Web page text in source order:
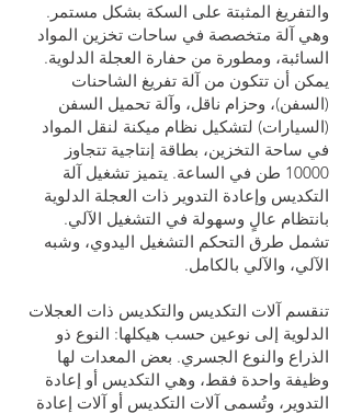
والتفريغ المثبتة على السكة بشكل مستمر.
وهي آلة متخصصة في ساحات تخزين المواد
السائبة، ومطورة من حفارة العجلة الدلوية.
يمكن أن تتكون من آلة تفريغ الشاحنات
(السفن)، وحزام ناقل، وآلة تحميل السفن
(السيارات) لتشكيل نظام ميكنة لنقل المواد
في ساحة التخزين، بطاقة إنتاجية تتجاوز
10000 طن في الساعة. يتميز تشغيل آلة
التكديس وإعادة التدوير ذات العجلة الدلوية
بانتظام عالٍ وسهولة في التشغيل الآلي.
تشمل طرق التحكم التشغيل اليدوي، وشبه
الآلي، والآلي بالكامل.
تنقسم آلات التكديس والتكديس ذات العجلات
الدلوية إلى نوعين حسب هيكلها: النوع ذو
الذراع والنوع الجسري. بعض المعدات لها
وظيفة واحدة فقط، وهي التكديس أو إعادة
التدوير، وتُسمى آلات التكديس أو آلات إعادة